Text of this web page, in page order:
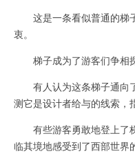
这是一条看似普通的梯
衷。
梯子成为了游客们争相探
有人认为这条梯子通向
测它是设计者给与的线索，
有些游客勇敢地登上了
临其境地感受到了西部世界